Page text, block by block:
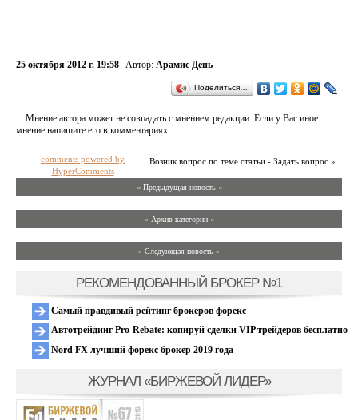
25 октября 2012 г. 19:58 Автор: Арамис День
Поделиться…
Мнение автора может не совпадать с мнением редакции. Если у Вас иное
мнение напишите его в комментариях.
Возник вопрос по теме статьи - Задать вопрос »
comments powered by
HyperComments
« Предыдущая новость «
» Архив категории «
» Следующая новость »
РЕКОМЕНДОВАННЫЙ БРОКЕР №1
Самый правдивый рейтинг брокеров форекс
Автотрейдинг Pro-Rebate: копируй сделки VIP трейдеров бесплатно
Nord FX лучший форекс брокер 2019 года
ЖУРНАЛ «БИРЖЕВОЙ ЛИДЕР»